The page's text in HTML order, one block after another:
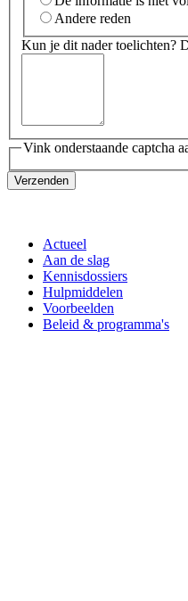
Andere reden
Kun je dit nader toelichten?
Vink onderstaande captcha
Verzenden
Actueel
Aan de slag
Kennisdossiers
Hulpmiddelen
Voorbeelden
Beleid & programma's